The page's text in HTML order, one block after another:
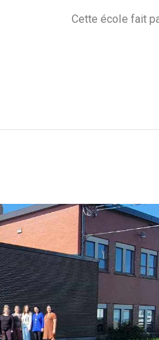
Cette école fait